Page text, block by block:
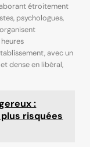
étroitement
psychologues,
avec un
dense en libéral,
:
risquées